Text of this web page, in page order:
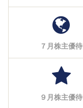
７月株主優待
９月株主優待